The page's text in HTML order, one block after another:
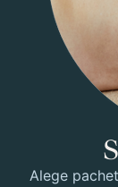
Alege